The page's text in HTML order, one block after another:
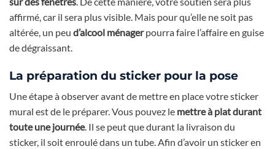
affirmé, car il sera plus visible. Mais pour qu’elle ne soit pas
altérée, un peu d’alcool ménagerpourra faire l’affaire en guise
de dégraissant.
La préparation du sticker pour la pose
Une étape à observer avant de mettre en place votre sticker
mural est de le préparer. Vous pouvez le mettre à plat durant
toute une journée. Il se peut que durant la livraison du
sticker, il soit enroulé dans un tube. Afin d’avoir un sticker en